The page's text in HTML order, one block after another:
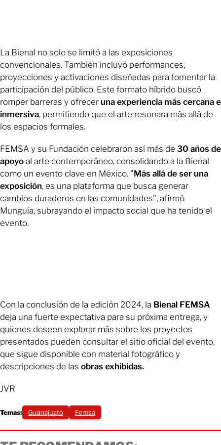
La Bienal no solo se limitó a las exposiciones
convencionales. También incluyó performances,
proyecciones y activaciones diseñadas para fomentar la
participación del público. Este formato híbrido buscó
romper barreras y ofrecer una experiencia más cercana e
inmersiva, permitiendo que el arte resonara más allá de
los espacios formales.
FEMSA y su Fundación celebraron así más de 30 años de
apoyo al arte contemporáneo, consolidando a la Bienal
como un evento clave en México. "Más allá de ser una
exposición, es una plataforma que busca generar
cambios duraderos en las comunidades", afirmó
Munguía, subrayando el impacto social que ha tenido el
evento.
Con la conclusión de la edición 2024, la Bienal FEMSA
deja una fuerte expectativa para su próxima entrega, y
quienes deseen explorar más sobre los proyectos
presentados pueden consultar el sitio oficial del evento,
que sigue disponible con material fotográfico y
descripciones de las obras exhibidas.
JVR
Temas: Guanajuato Femsa